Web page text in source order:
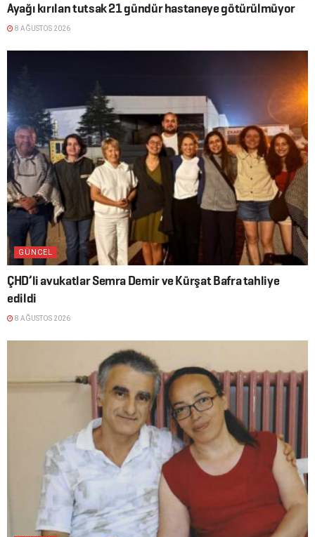
Ayağı kırılan tutsak 21 gündür hastaneye götürülmüyor
8 AĞUSTOS 2026
GÜNCEL
ÇHD’li avukatlar Semra Demir ve Kürşat Bafra tahliye
edildi
8 AĞUSTOS 2026